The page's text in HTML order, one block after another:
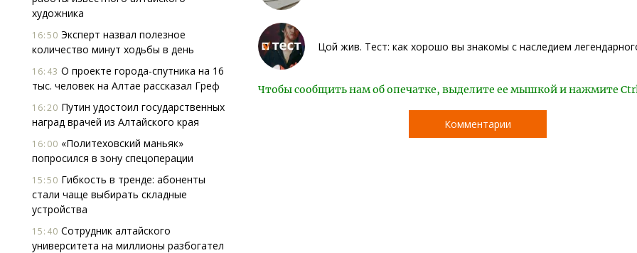
художника
16:50 Эксперт назвал полезное
количество минут ходьбы в день
16:43 О проекте города-спутника на 16
тыс. человек на Алтае рассказал Греф
16:20 Путин удостоил государственных
наград врачей из Алтайского края
16:00 «Политеховский маньяк»
попросился в зону спецоперации
15:50 Гибкость в тренде: абоненты
стали чаще выбирать складные
устройства
15:40 Сотрудник алтайского
университета на миллионы разбогател
Цой жив. Тест: как хорошо вы знакомы с наследием
Чтобы сообщить нам об опечатке, выделите ее мышкой и нажмите
Комментарии